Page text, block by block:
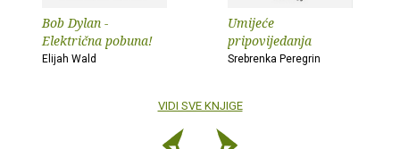
Bob Dylan -
Električna pobuna!
Elijah Wald
Umijeće
pripovijedanja
Srebrenka Peregrin
VIDI SVE KNJIGE